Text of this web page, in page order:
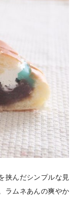
挟んだシンプルな見
ラムネあんの爽やか